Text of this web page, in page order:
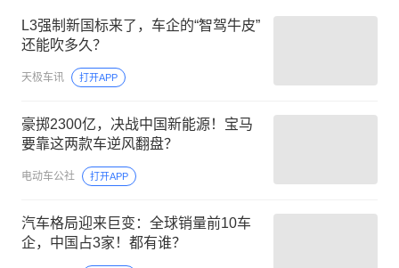
L3强制新国标来了，车企的“智驾牛皮”
还能吹多久？
天极车讯 打开APP
豪掷2300亿，决战中国新能源！宝马
要靠这两款车逆风翻盘？
电动车公社 打开APP
汽车格局迎来巨变：全球销量前10车
企，中国占3家！都有谁？